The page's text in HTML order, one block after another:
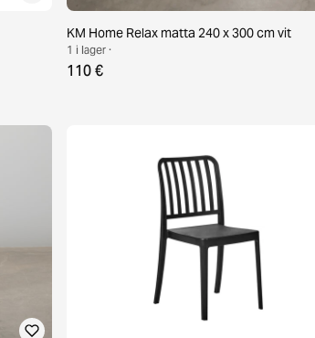
KM Home Relax matta 240 x 300 cm vit
1 i lager ·
110 €